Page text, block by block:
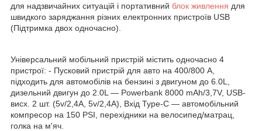
для надзвичайних ситуацій і портативний блок живлення для
швидкого заряджання різних електронних пристроїв USB
(Підтримка двох одночасно).
Універсальний мобільний пристрій містить одночасно 4
пристрої: - Пусковий пристрій для авто на 400/800 А,
підходить для автомобілів на бензині з двигуном до 6.0L,
дизельний двигун до 2.0L — Powerbank 8000 mAh/3,7V, USB-
висх. 2 шт. (5v/2,4А, 5v/2,4А), Вхід Type-C — автомобільний
компресор на 150 PSI, перехідники на велосипед/матрац,
голка на м'яч.